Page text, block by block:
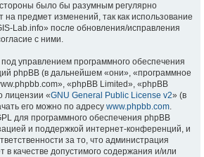
было бы разумным регулярно
на предмет изменений, так как использование
Lab.info» после обновления/исправления
с ними.
управлением программного обеспечения
phpBB (в дальнейшем «они», «программное
«phpBB Limited», «phpBB
лицензии «GNU General Public License v2» (в
его можно по адресу www.phpbb.com.
для программного обеспечения phpBB
и поддержкой интернет-конференций, и
за то, что администрация
качестве допустимого содержания и/или